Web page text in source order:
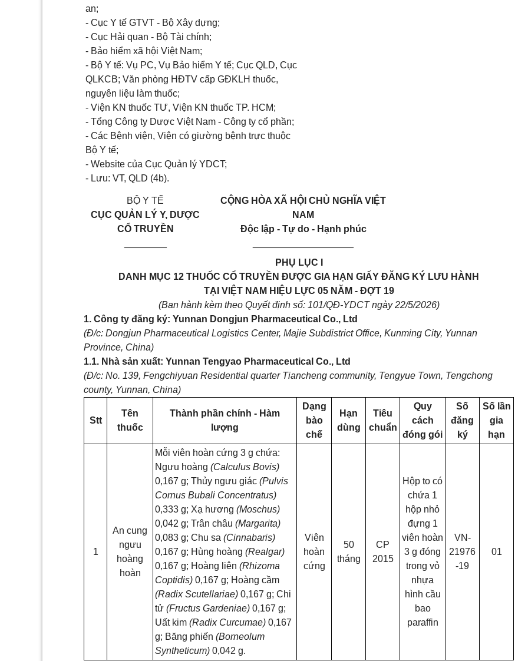
an;
- Cục Y tế GTVT - Bộ Xây dựng;
- Cục Hải quan - Bộ Tài chính;
- Bảo hiểm xã hội Việt Nam;
- Bộ Y tế: Vụ PC, Vụ Bảo hiểm Y tế; Cục QLD, Cục
QLKCB; Văn phòng HĐTV cấp GĐKLH thuốc,
nguyên liệu làm thuốc;
- Viện KN thuốc TƯ, Viện KN thuốc TP. HCM;
- Tổng Công ty Dược Việt Nam - Công ty cổ phần;
- Các Bệnh viện, Viện có giường bệnh trực thuộc
Bộ Y tế;
- Website của Cục Quản lý YDCT;
- Lưu: VT, QLD (4b).
BỘ Y TẾ
CỤC QUẢN LÝ Y, DƯỢC
CỔ TRUYỀN
CỘNG HÒA XÃ HỘI CHỦ NGHĨA VIỆT
NAM
Độc lập - Tự do - Hạnh phúc
PHỤ LỤC I
DANH MỤC 12 THUỐC CỔ TRUYỀN ĐƯỢC GIA HẠN GIẤY ĐĂNG KÝ LƯU HÀNH
TẠI VIỆT NAM HIỆU LỰC 05 NĂM - ĐỢT 19
(Ban hành kèm theo Quyết định số: 101/QĐ-YDCT ngày 22/5/2026)
1. Công ty đăng ký: Yunnan Dongjun Pharmaceutical Co., Ltd
(Đ/c: Dongjun Pharmaceutical Logistics Center, Majie Subdistrict Office, Kunming City, Yunnan
Province, China)
1.1. Nhà sản xuất: Yunnan Tengyao Pharmaceutical Co., Ltd
(Đ/c: No. 139, Fengchiyuan Residential quarter Tiancheng community, Tengyue Town, Tengchong
county, Yunnan, China)
Stt
Tên
thuốc
Thành phần chính - Hàm
lượng
Dạng
bào
chế
Hạn
dùng
Tiêu
chuẩn
Quy
cách
đóng gói
Số
đăng
ký
Số lần
gia
hạn
1
An cung
ngưu
hoàng
hoàn
Mỗi viên hoàn cứng 3 g chứa:
Ngưu hoàng (Calculus Bovis)
0,167 g; Thủy ngưu giác (Pulvis
Cornus Bubali Concentratus)
0,333 g; Xạ hương (Moschus)
0,042 g; Trân châu (Margarita)
0,083 g; Chu sa (Cinnabaris)
0,167 g; Hùng hoàng (Realgar)
0,167 g; Hoàng liên (Rhizoma
Coptidis) 0,167 g; Hoàng cầm
(Radix Scutellariae) 0,167 g; Chi
tử (Fructus Gardeniae) 0,167 g;
Uất kim (Radix Curcumae) 0,167
g; Băng phiến (Borneolum
Syntheticum) 0,042 g.
Viên
hoàn
cứng
50
tháng
CP
2015
Hộp to có
chứa 1
hộp nhỏ
đựng 1
viên hoàn
3 g đóng
trong vỏ
nhựa
hình cầu
bao
paraffin
VN-
21976
-19
01